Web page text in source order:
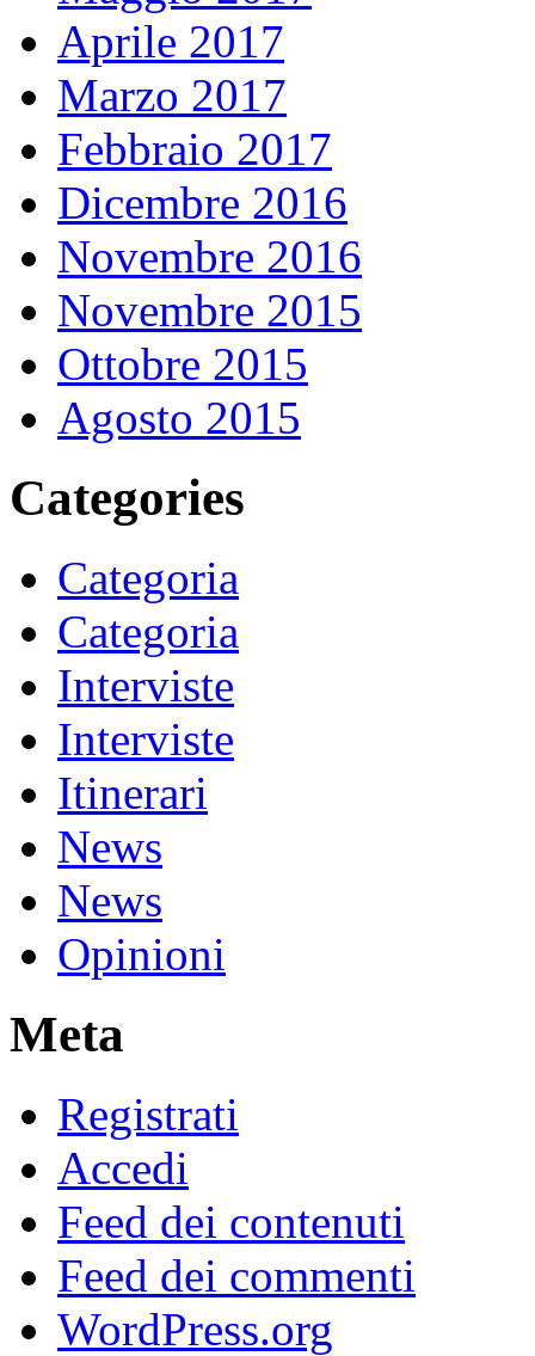
Aprile 2017
Marzo 2017
Febbraio 2017
Dicembre 2016
Novembre 2016
Novembre 2015
Ottobre 2015
Agosto 2015
Categories
Categoria
Categoria
Interviste
Interviste
Itinerari
News
News
Opinioni
Meta
Registrati
Accedi
Feed dei contenuti
Feed dei commenti
WordPress.org